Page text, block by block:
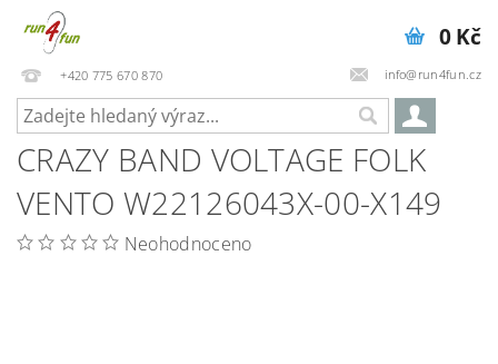
+420 775 670 870 info@run4fun.cz
0 Kč
CRAZY BAND VOLTAGE FOLK
VENTO W22126043X-00-X149
Neohodnoceno